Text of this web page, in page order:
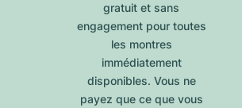
gratuit et sans
engagement pour toutes
les montres
immédiatement
disponibles. Vous ne
payez que ce que vous